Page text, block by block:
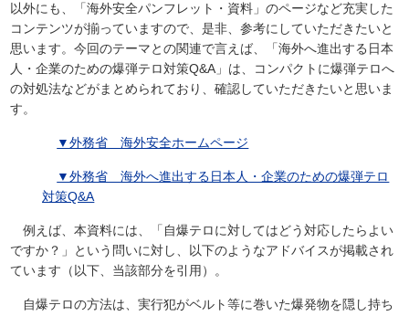
以外にも、「海外安全パンフレット・資料」のページなど充実した
コンテンツが揃っていますので、是非、参考にしていただきたいと
思います。今回のテーマとの関連で言えば、「海外へ進出する日本
人・企業のための爆弾テロ対策Q&A」は、コンパクトに爆弾テロへ
の対処法などがまとめられており、確認していただきたいと思いま
す。
▼外務省 海外安全ホームページ
▼外務省 海外へ進出する日本人・企業のための爆弾テロ
対策Q&A
例えば、本資料には、「自爆テロに対してはどう対応したらよい
ですか？」という問いに対し、以下のようなアドバイスが掲載され
ています（以下、当該部分を引用）。
自爆テロの方法は、実行犯がベルト等に巻いた爆発物を隠し持ち